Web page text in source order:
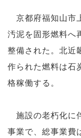
京都府福知山市
汚泥を固形燃料へ
整備された。北近
作られた燃料は石
格稼働する。
施設の老朽化に
事業で、総事業費